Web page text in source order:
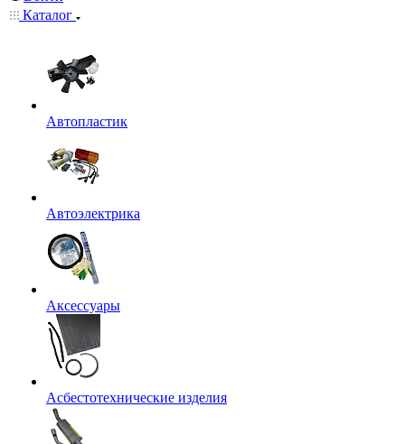
Каталог
Автопластик
Автоэлектрика
Аксессуары
Асбестотехнические изделия